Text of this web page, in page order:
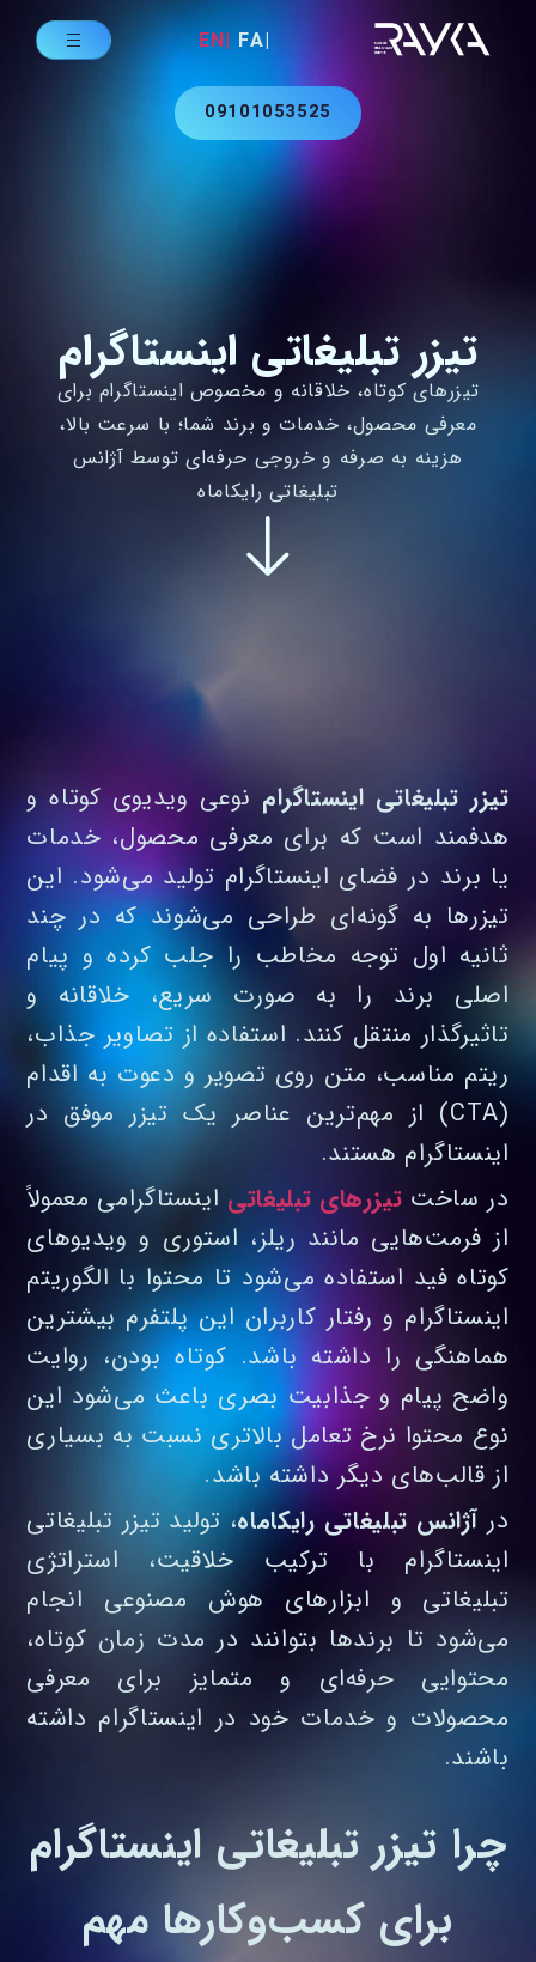
|FA
|EN
09101053525
تیزر تبلیغاتی اینستاگرام
تیزرهای کوتاه، خلاقانه و مخصوص اینستاگرام برای
معرفی محصول، خدمات و برند شما؛ با سرعت بالا،
هزینه به‌ صرفه و خروجی حرفه‌ای توسط آژانس
تبلیغاتی رایکاماه
تیزر تبلیغاتی اینستاگرام نوعی ویدیوی کوتاه و
هدفمند است که برای معرفی محصول، خدمات
یا برند در فضای اینستاگرام تولید می‌شود. این
تیزرها به‌ گونه‌ای طراحی می‌شوند که در چند
ثانیه اول توجه مخاطب را جلب کرده و پیام
اصلی برند را به‌ صورت سریع، خلاقانه و
تاثیرگذار منتقل کنند. استفاده از تصاویر جذاب،
ریتم مناسب، متن روی تصویر و دعوت به اقدام
(CTA) از مهم‌ترین عناصر یک تیزر موفق در
اینستاگرام هستند.
در ساخت تیزرهای تبلیغاتی اینستاگرامی معمولاً
از فرمت‌هایی مانند ریلز، استوری و ویدیوهای
کوتاه فید استفاده می‌شود تا محتوا با الگوریتم
اینستاگرام و رفتار کاربران این پلتفرم بیشترین
هماهنگی را داشته باشد. کوتاه بودن، روایت
واضح پیام و جذابیت بصری باعث می‌شود این
نوع محتوا نرخ تعامل بالاتری نسبت به بسیاری
از قالب‌های دیگر داشته باشد.
در آژانس تبلیغاتی رایکاماه، تولید تیزر تبلیغاتی
اینستاگرام با ترکیب خلاقیت، استراتژی
تبلیغاتی و ابزارهای هوش مصنوعی انجام
می‌شود تا برندها بتوانند در مدت زمان کوتاه،
محتوایی حرفه‌ای و متمایز برای معرفی
محصولات و خدمات خود در اینستاگرام داشته
باشند.
چرا تیزر تبلیغاتی اینستاگرام
برای کسب‌وکارها مهم